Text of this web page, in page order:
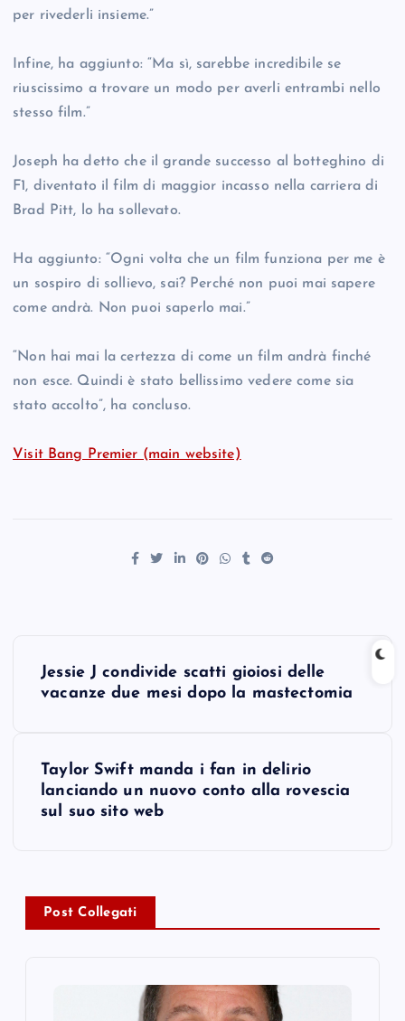
per rivederli insieme.”
Infine, ha aggiunto: “Ma sì, sarebbe incredibile se
riuscissimo a trovare un modo per averli entrambi nello
stesso film.”
Joseph ha detto che il grande successo al botteghino di
F1, diventato il film di maggior incasso nella carriera di
Brad Pitt, lo ha sollevato.
Ha aggiunto: “Ogni volta che un film funziona per me è
un sospiro di sollievo, sai? Perché non puoi mai sapere
come andrà. Non puoi saperlo mai.”
“Non hai mai la certezza di come un film andrà finché
non esce. Quindi è stato bellissimo vedere come sia
stato accolto”, ha concluso.
Visit Bang Premier (main website)
v
Jessie J condivide scatti gioiosi delle
vacanze due mesi dopo la mastectomia
Taylor Swift manda i fan in delirio
lanciando un nuovo conto alla rovescia
sul suo sito web
Post Collegati